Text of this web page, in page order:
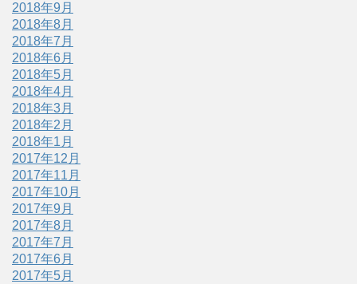
2018年9月
2018年8月
2018年7月
2018年6月
2018年5月
2018年4月
2018年3月
2018年2月
2018年1月
2017年12月
2017年11月
2017年10月
2017年9月
2017年8月
2017年7月
2017年6月
2017年5月